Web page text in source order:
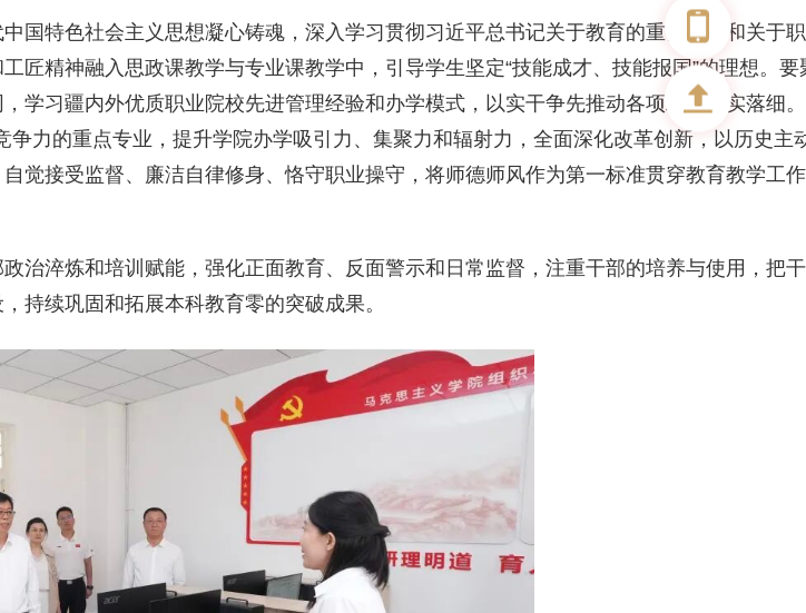
国特色社会主义思想凝心铸魂，深入学习贯彻习近平总书记关于教育的重要论述和关于
匠精神融入思政课教学与专业课教学中，引导学生坚定“技能成才、技能报国”的理想。要
学习疆内外优质职业院校先进管理经验和办学模式，以实干争先推动各项工作落实落细
力的重点专业，提升学院办学吸引力、集聚力和辐射力，全面深化改革创新，以历史主
觉接受监督、廉洁自律修身、恪守职业操守，将师德师风作为第一标准贯穿教育教学工
治淬炼和培训赋能，强化正面教育、反面警示和日常监督，注重干部的培养与使用，把
持续巩固和拓展本科教育零的突破成果。